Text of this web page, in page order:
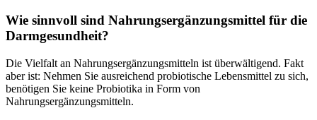
Wie sinnvoll sind Nahrungsergänzungsmittel für die
Darmgesundheit?
Die Vielfalt an Nahrungsergänzungsmitteln ist überwältigend. Fakt
aber ist: Nehmen Sie ausreichend probiotische Lebensmittel zu sich,
benötigen Sie keine Probiotika in Form von
Nahrungsergänzungsmitteln.